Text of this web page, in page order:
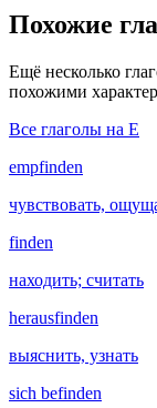
Похожие
Ещё несколько
похожими
Все глаголы на E
empfinden
чувствовать,
finden
находить; считать
herausfinden
выяснить, узнать
sich befinden